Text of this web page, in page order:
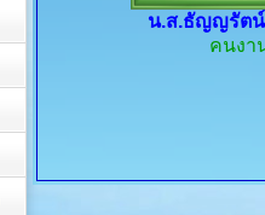
น.ส.ธัญญรัต
คนงา